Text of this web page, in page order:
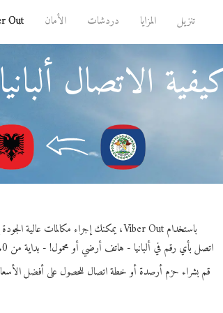
تنزيل المزايا دردشات الأمان Out
الاتصال
باستخدام Viber Out، يمكنك إجراء مكالمات عالية الجودة إلى ألبانيا من بيليز.
اتصل بأي رقم في ألبانيا - هاتف أرضي أو محمول! - بداية من 19.0 ¢ فقط لكل دقيقة.
قم بشراء حزم أرصدة أو خطة اتصال للحصول على أفضل الأسعار